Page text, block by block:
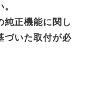
純正機能に関し
づいた取付が必